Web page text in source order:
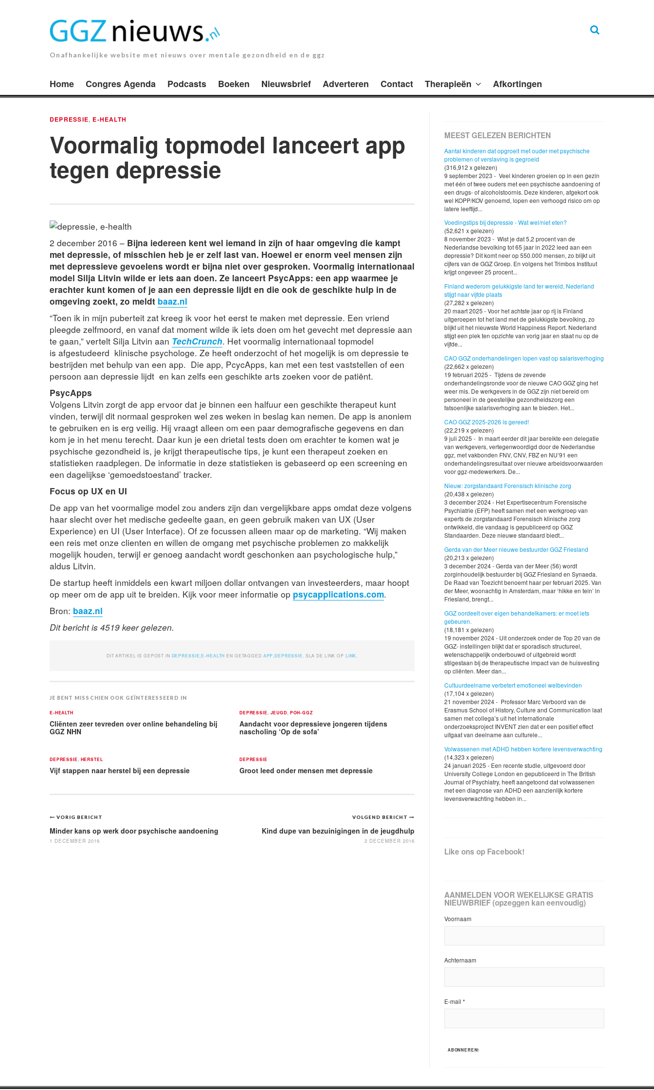
Onafhankelijke website met nieuws over mentale gezondheid en de ggz
Home Congres Agenda Podcasts Boeken Nieuwsbrief Adverteren Contact Therapieën Afkortingen
DEPRESSIE, E-HEALTH
Voormalig topmodel lanceert app
tegen depressie
2 december 2016 – Bijna iedereen kent wel iemand in zijn of haar omgeving die kampt
met depressie, of misschien heb je er zelf last van. Hoewel er enorm veel mensen zijn
met depressieve gevoelens wordt er bijna niet over gesproken. Voormalig internationaal
model Silja Litvin wilde er iets aan doen. Ze lanceert PsycApps: een app waarmee je
erachter kunt komen of je aan een depressie lijdt en die ook de geschikte hulp in de
omgeving zoekt, zo meldt baaz.nl
“Toen ik in mijn puberteit zat kreeg ik voor het eerst te maken met depressie. Een vriend
pleegde zelfmoord, en vanaf dat moment wilde ik iets doen om het gevecht met depressie aan
te gaan,” vertelt Silja Litvin aan TechCrunch. Het voormalig internationaal topmodel
is afgestudeerd klinische psychologe. Ze heeft onderzocht of het mogelijk is om depressie te
bestrijden met behulp van een app. Die app, PcycApps, kan met een test vaststellen of een
persoon aan depressie lijdt en kan zelfs een geschikte arts zoeken voor de patiënt.
PsycApps
Volgens Litvin zorgt de app ervoor dat je binnen een halfuur een geschikte therapeut kunt
vinden, terwijl dit normaal gesproken wel zes weken in beslag kan nemen. De app is anoniem
te gebruiken en is erg veilig. Hij vraagt alleen om een paar demografische gegevens en dan
kom je in het menu terecht. Daar kun je een drietal tests doen om erachter te komen wat je
psychische gezondheid is, je krijgt therapeutische tips, je kunt een therapeut zoeken en
statistieken raadplegen. De informatie in deze statistieken is gebaseerd op een screening en
een dagelijkse ‘gemoedstoestand’ tracker.
Focus op UX en UI
De app van het voormalige model zou anders zijn dan vergelijkbare apps omdat deze volgens
haar slecht over het medische gedeelte gaan, en geen gebruik maken van UX (User
Experience) en UI (User Interface). Of ze focussen alleen maar op de marketing. “Wij maken
een reis met onze clienten en willen de omgang met psychische problemen zo makkelijk
mogelijk houden, terwijl er genoeg aandacht wordt geschonken aan psychologische hulp,”
aldus Litvin.
De startup heeft inmiddels een kwart miljoen dollar ontvangen van investeerders, maar hoopt
op meer om de app uit te breiden. Kijk voor meer informatie op psycapplications.com.
Bron: baaz.nl
Dit bericht is 4519 keer gelezen.
DIT ARTIKEL IS GEPOST IN DEPRESSIE ,E-HEALTH EN GETAGGED APP ,DEPRESSIE . SLA DE LINK OP LINK
JE BENT MISSCHIEN OOK GEÏNTERESSEERD IN
E-HEALTH
Cliënten zeer tevreden over online behandeling bij
GGZ NHN
DEPRESSIE JEUGD POH-GGZ
Aandacht voor depressieve jongeren tijdens
nascholing ‘Op de sofa’
DEPRESSIE HERSTEL
Vijf stappen naar herstel bij een depressie
DEPRESSIE
Groot leed onder mensen met depressie
Bericht
navigatie
VOLGEND BERICHT
Kind dupe van bezuinigingen in de jeugdhulp
2 DECEMBER 2016
VORIG BERICHT
Minder kans op werk door psychische aandoening
1 DECEMBER 2016
MEEST GELEZEN BERICHTEN
Aantal kinderen dat opgroeit met ouder met psychische
problemen of verslaving is gegroeid
(316,912 x gelezen)
9 september 2023 - Veel kinderen groeien op in een gezin
met één of twee ouders met een psychische aandoening of
een drugs- of alcoholstoornis. Deze kinderen, afgekort ook
wel KOPP/KOV genoemd, lopen een verhoogd risico om op
latere leeftijd...
Voedingstips bij depressie - Wat wel/niet eten?
(52,621 x gelezen)
8 november 2023 - Wist je dat 5,2 procent van de
Nederlandse bevolking tot 65 jaar in 2022 leed aan een
depressie? Dit komt neer op 550.000 mensen, zo blijkt uit
cijfers van de GGZ Groep. En volgens het Trimbos Instituut
krijgt ongeveer 25 procent...
Finland wederom gelukkigste land ter wereld, Nederland
stijgt naar vijfde plaats
(27,282 x gelezen)
20 maart 2025 - Voor het achtste jaar op rij is Finland
uitgeroepen tot het land met de gelukkigste bevolking, zo
blijkt uit het nieuwste World Happiness Report. Nederland
stijgt een plek ten opzichte van vorig jaar en staat nu op de
vijfde...
CAO GGZ onderhandelingen lopen vast op salarisverhoging
(22,662 x gelezen)
19 februari 2025 - Tijdens de zevende
onderhandelingsronde voor de nieuwe CAO GGZ ging het
weer mis. De werkgevers in de GGZ zijn niet bereid om
personeel in de geestelijke gezondheidszorg een
fatsoenlijke salarisverhoging aan te bieden. Het...
CAO GGZ 2025-2026 is gereed!
(22,219 x gelezen)
9 juli 2025 - In maart eerder dit jaar bereikte een delegatie
van werkgevers, vertegenwoordigd door de Nederlandse
ggz, met vakbonden FNV, CNV, FBZ en NU’91 een
onderhandelingsresultaat over nieuwe arbeidsvoorwaarden
voor ggz-medewerkers. De...
Nieuw: zorgstandaard Forensisch klinische zorg
(20,438 x gelezen)
3 december 2024 - Het Expertisecentrum Forensische
Psychiatrie (EFP) heeft samen met een werkgroep van
experts de zorgstandaard Forensisch klinische zorg
ontwikkeld, die vandaag is gepubliceerd op GGZ
Standaarden. Deze nieuwe standaard biedt...
Gerda van der Meer nieuwe bestuurder GGZ Friesland
(20,213 x gelezen)
3 december 2024 - Gerda van der Meer (56) wordt
zorginhoudelijk bestuurder bij GGZ Friesland en Synaeda.
De Raad van Toezicht benoemt haar per februari 2025. Van
der Meer, woonachtig in Amsterdam, maar ‘hikke en tein’ in
Friesland, brengt...
GGZ oordeelt over eigen behandelkamers: er moet iets
gebeuren.
(18,181 x gelezen)
19 november 2024 - Uit onderzoek onder de Top 20 van de
GGZ- instellingen blijkt dat er sporadisch structureel,
wetenschappelijk onderbouwd of uitgebreid wordt
stilgestaan bij de therapeutische impact van de huisvesting
op cliënten. Meer dan...
Cultuurdeelname verbetert emotioneel welbevinden
(17,104 x gelezen)
21 november 2024 - Professor Marc Verboord van de
Erasmus School of History, Culture and Communication laat
samen met collega’s uit het internationale
onderzoeksproject INVENT zien dat er een positief effect
uitgaat van deelname aan culturele...
Volwassenen met ADHD hebben kortere levensverwachting
(14,323 x gelezen)
24 januari 2025 - Een recente studie, uitgevoerd door
University College London en gepubliceerd in The British
Journal of Psychiatry, heeft aangetoond dat volwassenen
met een diagnose van ADHD een aanzienlijk kortere
levensverwachting hebben in...
Like ons op Facebook!
AANMELDEN VOOR WEKELIJKSE GRATIS
NIEUWBRIEF (opzeggen kan eenvoudig)
Voornaam
Achternaam
E-mail *